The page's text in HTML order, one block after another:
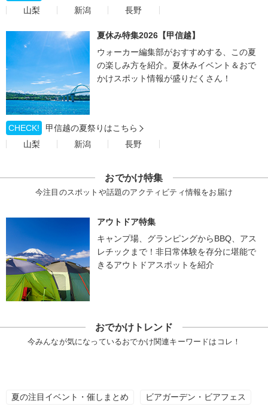
山梨
新潟 長野
夏休み特集2026【甲信越】
ウォーカー編集部がおすすめする、この夏
の楽しみ方を紹介。夏休みイベント＆おで
かけスポット情報が盛りだくさん！
CHECK!
甲信越の夏祭りはこちら
山梨
新潟 長野
おでかけ特集
今注目のスポットや話題のアクティビティ情報をお届け
アウトドア特集
キャンプ場、グランピングからBBQ、アス
レチックまで！非日常体験を存分に堪能で
きるアウトドアスポットを紹介
おでかけトレンド
今みんなが気になっているおでかけ関連キーワードはコレ！
夏の注目イベント・催しまとめ ビアガーデン・ビアフェス